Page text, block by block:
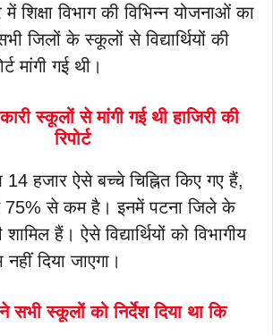
शिक्षा विभाग की विभिन्न योजनाओं का
जिलों के स्कूलों से विद्यार्थियों की
मांगी गई थी।
स्कूलों से मांगी गई थी हाजिरी की
रिपोर्ट
14 हजार ऐसे बच्चे चिह्नित किए गए हैं,
75% से कम है। इनमें पटना जिले के
हैं। ऐसे विद्यार्थियों को विभागीय
दिया जाएगा।
ने सभी स्कूलों को निर्देश दिया था कि